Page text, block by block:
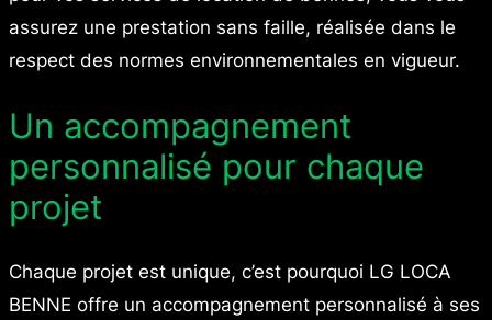
assurez une prestation sans faille, réalisée dans le
respect des normes environnementales en vigueur.
Un accompagnement
personnalisé pour chaque
projet
Chaque projet est unique, c’est pourquoi LG LOCA
BENNE offre un accompagnement personnalisé à ses